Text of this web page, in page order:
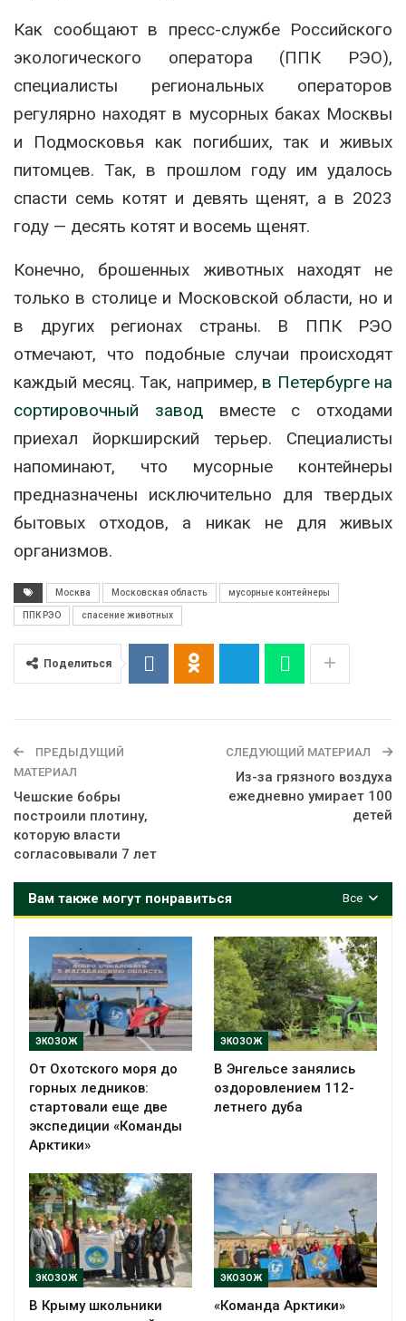
Как сообщают в пресс-службе Российского
экологического оператора (ППК РЭО),
специалисты региональных операторов
регулярно находят в мусорных баках Москвы
и Подмосковья как погибших, так и живых
питомцев. Так, в прошлом году им удалось
спасти семь котят и девять щенят, а в 2023
году — десять котят и восемь щенят.
Конечно, брошенных животных находят не
только в столице и Московской области, но и
в других регионах страны. В ППК РЭО
отмечают, что подобные случаи происходят
каждый месяц. Так, например, в Петербурге на
сортировочный заводвместе с отходами
приехал йоркширский терьер. Специалисты
напоминают, что мусорные контейнеры
предназначены исключительно для твердых
бытовых отходов, а никак не для живых
организмов.
Москва Московская область мусорные контейнеры
ППК РЭО спасение животных
Поделиться
ПРЕДЫДУЩИЙ
МАТЕРИАЛ
Чешские бобры
построили плотину,
которую власти
согласовывали 7 лет
СЛЕДУЮЩИЙ МАТЕРИАЛ
Из-за грязного воздуха
ежедневно умирает 100
детей
Все
Вам также могут понравиться
ЭКОЗОЖ
От Охотского моря до
горных ледников:
стартовали еще две
экспедиции «Команды
Арктики»
ЭКОЗОЖ
В Энгельсе занялись
оздоровлением 112-
летнего дуба
ЭКОЗОЖ
В Крыму школьники
ЭКОЗОЖ
«Команда Арктики»